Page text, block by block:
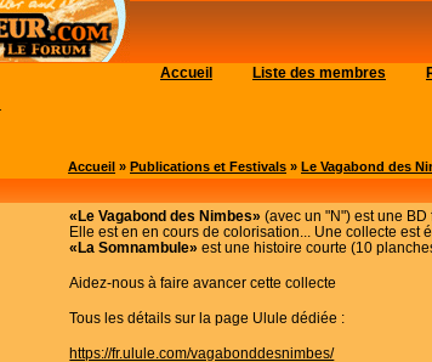
Accueil Liste des membres
Accueil » Publications et Festivals » Le Vagabond des
«Le Vagabond des Nimbes» (avec un "N") est une
Elle est en en cours de colorisation... Une collecte est
«La Somnambule» est une histoire courte (10
Aidez-nous à faire avancer cette collecte
Tous les détails sur la page Ulule dédiée :
https://fr.ulule.com/vagabonddesnimbes/